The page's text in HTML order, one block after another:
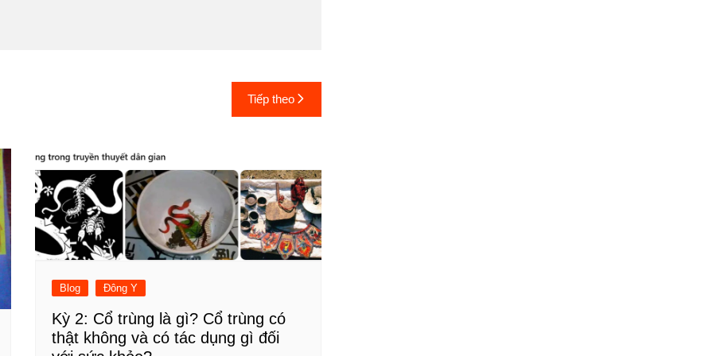
Tiếp theo
Blog Đông Y
Kỳ 2: Cổ trùng là gì? Cổ trùng có
thật không và có tác dụng gì đối